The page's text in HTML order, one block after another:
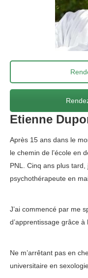
Etienne
Après 15 ans dans le
le chemin de l’école en
PNL. Cinq ans plus tard,
psychothérapeute en
J’ai commencé par me
d’apprentissage grâce à
Ne m’arrêtant pas en
universitaire en